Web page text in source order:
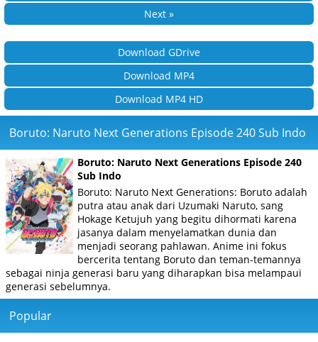
Next »
Download GDrive
Download MP4
Download MP4 HD
Boruto: Naruto Next Generations Episode 240 Sub Indo
Boruto: Naruto Next Generations Episode 240
Sub Indo
Boruto: Naruto Next Generations: Boruto adalah
putra atau anak dari Uzumaki Naruto, sang
Hokage Ketujuh yang begitu dihormati karena
jasanya dalam menyelamatkan dunia dan
menjadi seorang pahlawan. Anime ini fokus
bercerita tentang Boruto dan teman-temannya
sebagai ninja generasi baru yang diharapkan bisa melampaui
generasi sebelumnya.
Popular